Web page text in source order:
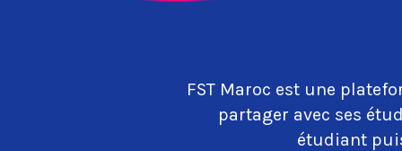
FST Maroc est une
partager avec ses
étudiant